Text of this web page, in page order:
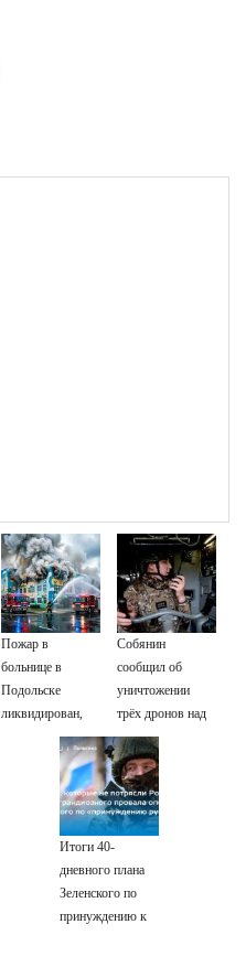
Пожар в
больнице в
Подольске
ликвидирован,
Собянин
сообщил об
уничтожении
трёх дронов над
Москвой
Итоги 40-
дневного плана
Зеленского по
принуждению к